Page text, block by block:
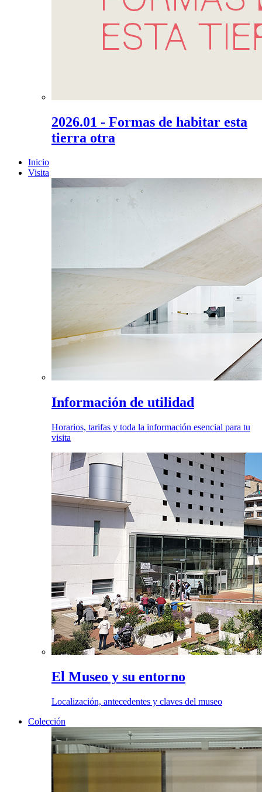
2026.01 - Formas de habitar esta
tierra otra
Inicio
Visita
Información de utilidad
Horarios, tarifas y toda la información esencial para tu
visita
El Museo y su entorno
Localización, antecedentes y claves del museo
Colección